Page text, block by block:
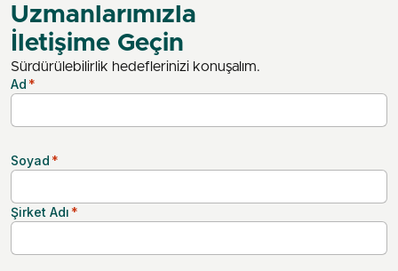
Uzmanlarımızla
İletişime Geçin
Sürdürülebilirlik hedeflerinizi konuşalım.
Ad *
Soyad *
Şirket Adı *